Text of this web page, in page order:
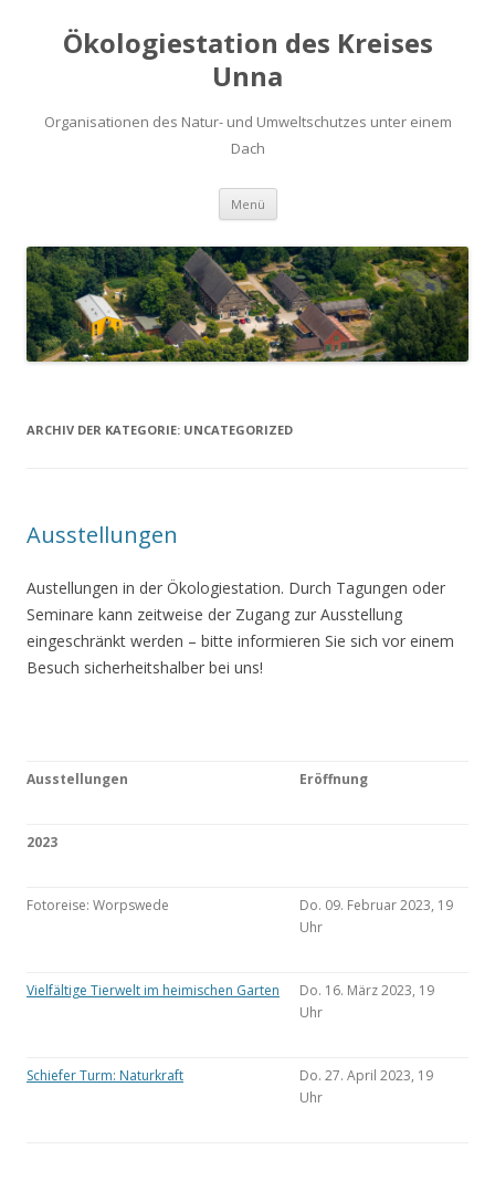
Ökologiestation des Kreises
Unna
Organisationen des Natur- und Umweltschutzes unter einem
Dach
Menü Zum
springen
ARCHIV DER KATEGORIE: UNCATEGORIZED
Ausstellungen
Austellungen in der Ökologiestation. Durch Tagungen oder
Seminare kann zeitweise der Zugang zur Ausstellung
eingeschränkt werden – bitte informieren Sie sich vor einem
Besuch sicherheitshalber bei uns!
Ausstellungen Eröffnung
2023
Fotoreise: Worpswede
Do. 09. Februar 2023, 19
Uhr
Vielfältige Tierwelt im heimischen Garten
Do. 16. März 2023, 19
Uhr
Schiefer Turm: Naturkraft
Do. 27. April 2023, 19
Uhr